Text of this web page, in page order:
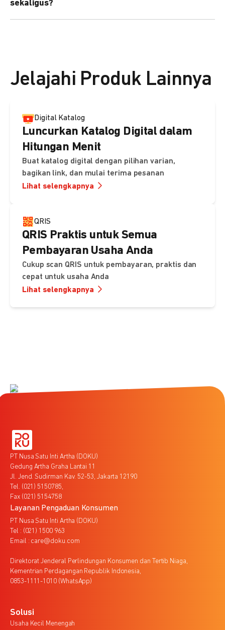
kebutuhan Anda.
sekaligus?
Jelajahi Produk Lainnya
Digital Katalog
Luncurkan Katalog Digital dalam
Hitungan Menit
Buat katalog digital dengan pilihan varian,
bagikan link, dan mulai terima pesanan
Lihat selengkapnya
QRIS
QRIS Praktis untuk Semua
Pembayaran Usaha Anda
Cukup scan QRIS untuk pembayaran, praktis dan
cepat untuk usaha Anda
Lihat selengkapnya
PT Nusa Satu Inti Artha (DOKU)
Gedung Artha Graha Lantai 11
Jl. Jend. Sudirman Kav. 52-53, Jakarta 12190
Tel. (021) 5150785,
Fax (021) 5154758
Layanan Pengaduan Konsumen
PT Nusa Satu Inti Artha (DOKU)
Tel : (021) 1500 963
Email : care@doku.com
Direktorat Jenderal Perlindungan Konsumen dan Tertib Niaga,
Kementrian Perdagangan Republik Indonesia,
0853-1111-1010 (WhatsApp)
Solusi
Usaha Kecil Menengah